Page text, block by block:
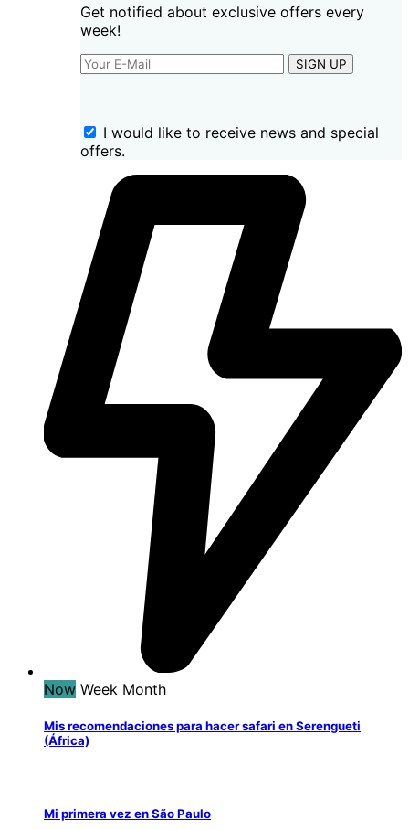
Get notified about exclusive offers every
week!
SIGN UP
I would like to receive news and special
offers.
Now Week Month
Mis recomendaciones para hacer safari en Serengueti
(África)
Mi primera vez en São Paulo